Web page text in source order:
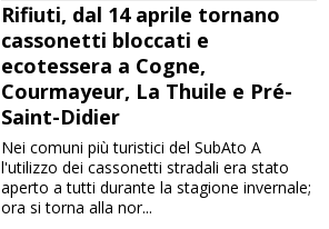
Rifiuti, dal 14 aprile tornano
cassonetti bloccati e
ecotessera a Cogne,
Courmayeur, La Thuile e Pré-
Saint-Didier
Nei comuni più turistici del SubAto A
l'utilizzo dei cassonetti stradali era stato
aperto a tutti durante la stagione invernale;
ora si torna alla nor...